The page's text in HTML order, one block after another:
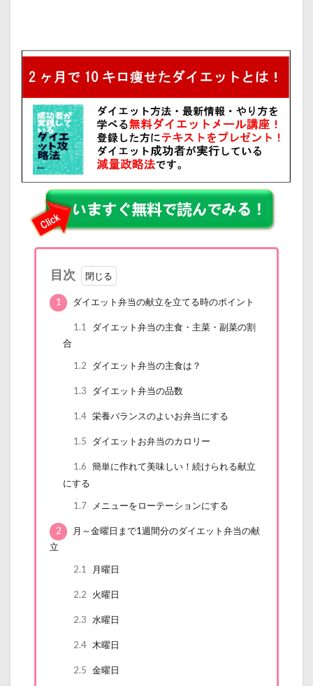
目次
1 ダイエット弁当の献立を立てる時のポイント
1.1
ダイエット弁当の主食・主菜・副菜の割
合
1.2
ダイエット弁当の主食は？
1.3 ダイエット弁当の品数
1.4 栄養バランスのよいお弁当にする
1.5 ダイエットお弁当のカロリー
1.6 簡単に作れて美味しい！続けられる献立
にする
1.7
メニューをローテーションにする
2
月～金曜日まで1週間分のダイエット弁当の献
立
2.1
月曜日
2.2 火曜日
2.3 水曜日
2.4 木曜日
2.5 金曜日